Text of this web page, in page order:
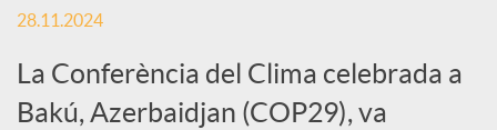
c
a
28.11.2024
La Conferència del Clima celebrada a
Bakú, Azerbaidjan (COP29), va